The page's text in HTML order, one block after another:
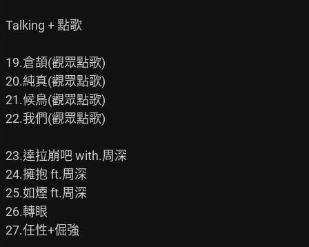
Talking + 點歌
19.倉頡(觀眾點歌)
20.純真(觀眾點歌)
21.候鳥(觀眾點歌)
22.我們(觀眾點歌)
23.達拉崩吧 with.周深
24.擁抱 ft.周深
25.如煙 ft.周深
26.轉眼
27.任性+倔強